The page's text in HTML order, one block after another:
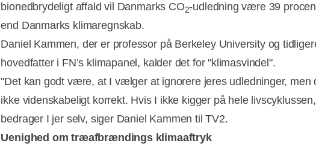
bionedbrydeligt affald vil Danmarks CO2-udledning være 39
end Danmarks klimaregnskab.
Daniel Kammen, der er professor på Berkeley University og
hovedfatter i FN’s klimapanel, kalder det for "klimasvindel".
"Det kan godt være, at I vælger at ignorere jeres udledninger, men
ikke videnskabeligt korrekt. Hvis I ikke kigger på hele
bedrager I jer selv, siger Daniel Kammen til TV2.
Uenighed om træafbrændings klimaaftryk